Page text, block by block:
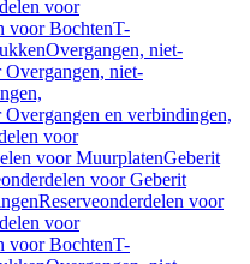
voor
voor BochtenT-
Overgangen, niet-
Overgangen, niet-
en verbindingen,
voor
voor MuurplatenGeberit
voor Geberit
Reserveonderdelen voor
voor
voor BochtenT-